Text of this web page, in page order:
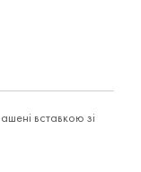
вставкою зі